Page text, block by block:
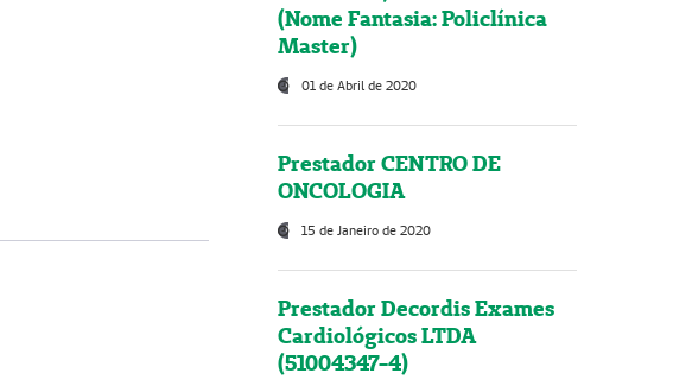
(Nome Fantasia: Policlínica
Master)
01 de Abril de 2020
Prestador CENTRO DE
ONCOLOGIA
15 de Janeiro de 2020
Prestador Decordis Exames
Cardiológicos LTDA
(51004347-4)